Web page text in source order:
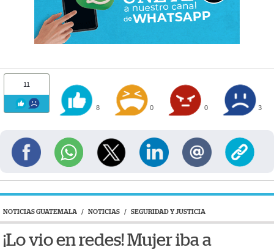
11
8 0 0 3
NOTICIAS GUATEMALA / NOTICIAS / SEGURIDAD Y JUSTICIA
¡Lo vio en redes! Mujer iba a